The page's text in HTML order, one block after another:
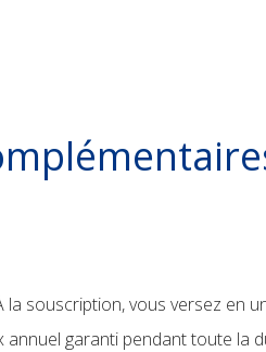
la souscription, vous versez en
garanti pendant toute la